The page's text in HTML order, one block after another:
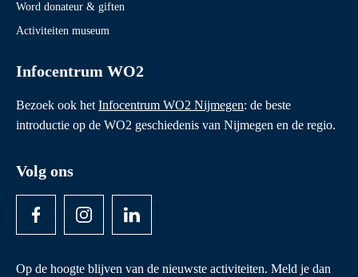
Word donateur & giften
Activiteiten museum
Infocentrum WO2
Bezoek ook het Infocentrum WO2 Nijmegen: de beste
introductie op de WO2 geschiedenis van Nijmegen en de regio.
Volg ons
Op de hoogte blijven van de nieuwste activiteiten. Meld je dan